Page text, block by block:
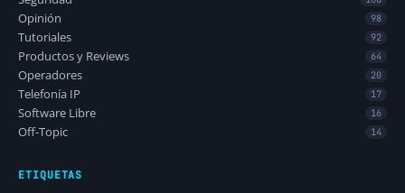
Opinión 98
Tutoriales 92
Productos y Reviews 64
Operadores 20
Telefonía IP 17
Software Libre 16
Off-Topic 14
ETIQUETAS